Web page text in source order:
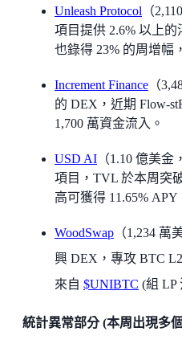
Unleash Protocol （
項目提供 2.6% 以上
也錄得 23% 的周增幅
Increment Finance （
的 DEX，近期 Flow-
1,700 萬資金流入。
USD AI （1.10 億美
項目，TVL 於本周突
高可獲得 11.65%
WoodSwap （1,234 萬
興 DEX，專攻 BTC
來自 $UNIBTC (組 LP
統計異常部分 (本周出現多